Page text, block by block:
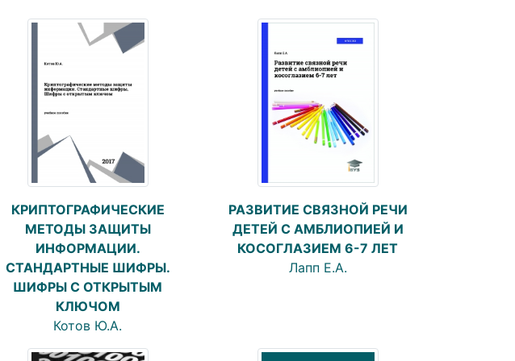
КРИПТОГРАФИЧЕСКИЕ
МЕТОДЫ ЗАЩИТЫ
ИНФОРМАЦИИ.
СТАНДАРТНЫЕ ШИФРЫ.
ШИФРЫ С ОТКРЫТЫМ
КЛЮЧОМ
Котов Ю.А.
РАЗВИТИЕ СВЯЗНОЙ РЕЧИ
ДЕТЕЙ С АМБЛИОПИЕЙ И
КОСОГЛАЗИЕМ 6-7 ЛЕТ
Лапп Е.А.